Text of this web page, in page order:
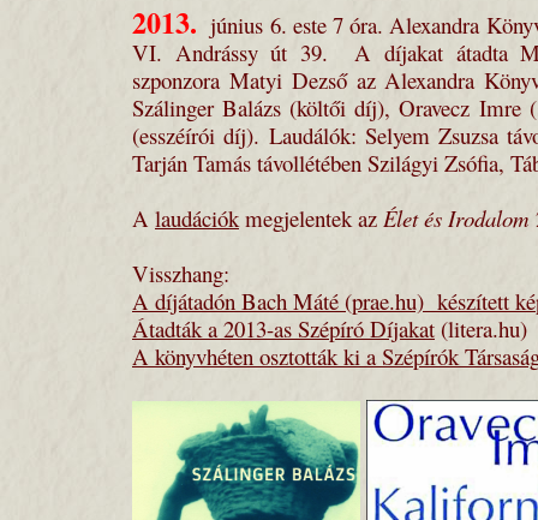
2013. június 6. este 7 óra. Alexandra
VI. Andrássy út 39. A díjakat átadta
szponzora Matyi Dezső az Alexandra
Szálinger Balázs (költői díj), Oravecz Imre
(esszéírói díj). Laudálók: Selyem Zsuzsa
Tarján Tamás távollétében Szilágyi Zsófia,
A laudációkmegjelentek az Élet és Irodalom
Visszhang:
A díjátadón Bach Máté (prae.hu) készített
Átadták a 2013-as Szépíró Díjakat (litera.hu)
A könyvhéten osztották ki a Szépírók